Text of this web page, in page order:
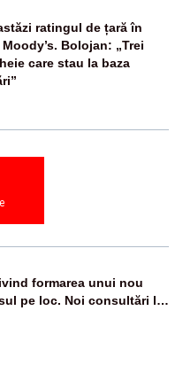
ratingul de țară în
Bolojan: „Trei
care stau la baza
formarea unui nou
pe loc. Noi consultări la
după mijlocul lunii